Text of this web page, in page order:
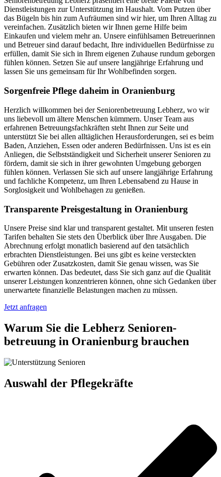
Dienstleistungen zur Unterstützung im Haushalt. Vom Putzen über
das Bügeln bis hin zum Aufräumen sind wir hier, um Ihren Alltag zu
vereinfachen. Zusätzlich bieten wir Ihnen gerne Hilfe beim
Einkaufen und vielem mehr an. Unsere einfühlsamen Betreuerinnen
und Betreuer sind darauf bedacht, Ihre individuellen Bedürfnisse zu
erfüllen, damit Sie sich in Ihrem eigenen Zuhause rundum geborgen
fühlen können. Setzen Sie auf unsere langjährige Erfahrung und
lassen Sie uns gemeinsam für Ihr Wohlbefinden sorgen.
Sorgenfreie Pflege daheim in Oranienburg
Herzlich willkommen bei der Seniorenbetreuung Lebherz, wo wir
uns liebevoll um ältere Menschen kümmern. Unser Team aus
erfahrenen Betreuungsfachkräften steht Ihnen zur Seite und
unterstützt Sie bei allen alltäglichen Herausforderungen, sei es beim
Baden, Anziehen, Essen oder anderen Bedürfnissen. Uns ist es ein
Anliegen, die Selbstständigkeit und Sicherheit unserer Senioren zu
fördern, damit sie sich in ihrer gewohnten Umgebung geborgen
fühlen können. Verlassen Sie sich auf unsere langjährige Erfahrung
und fachliche Kompetenz, um Ihren Lebensabend zu Hause in
Sorglosigkeit und Wohlbehagen zu genießen.
Transparente Preisgestaltung in Oranienburg
Unsere Preise sind klar und transparent gestaltet. Mit unseren festen
Tarifen behalten Sie stets den Überblick über Ihre Ausgaben. Die
Abrechnung erfolgt monatlich basierend auf den tatsächlich
erbrachten Dienstleistungen. Bei uns gibt es keine versteckten
Gebühren oder Zusatzkosten, damit Sie genau wissen, was Sie
erwarten können. Das bedeutet, dass Sie sich ganz auf die Qualität
unserer Leistungen konzentrieren können, ohne sich Gedanken über
unerwartete finanzielle Belastungen machen zu müssen.
Jetzt anfragen
Warum Sie die Lebherz Senioren­
betreuung in Oranienburg brauchen
Auswahl der Pflegekräfte